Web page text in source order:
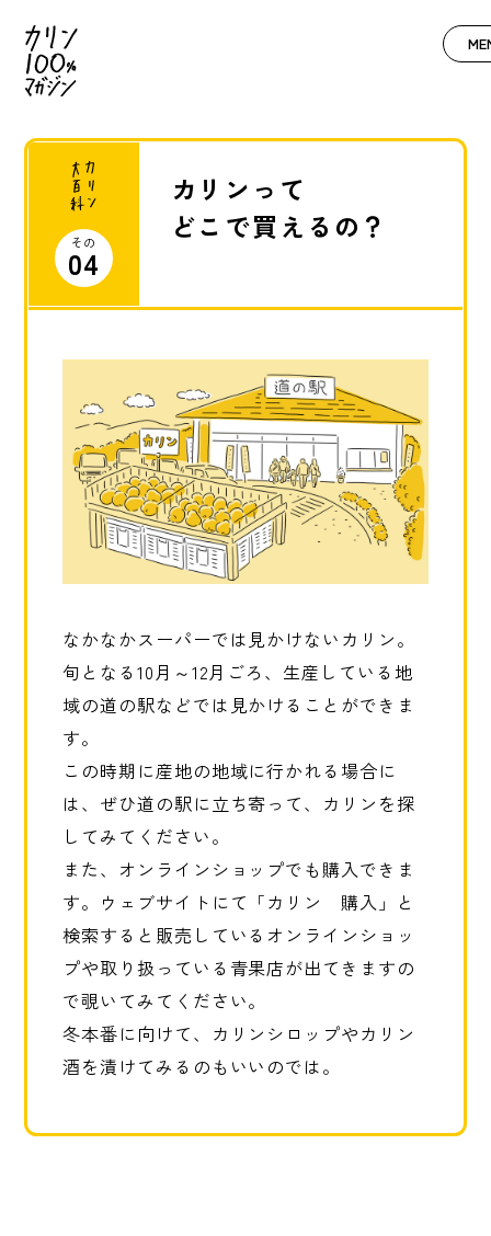
その
04
カリンって
どこで買えるの？
なかなかスーパーでは見かけないカリン。
旬となる10月～12月ごろ、生産している地
域の道の駅などでは見かけることができま
す。
この時期に産地の地域に行かれる場合に
は、ぜひ道の駅に立ち寄って、カリンを探
してみてください。
また、オンラインショップでも購入できま
す。ウェブサイトにて「カリン 購入」と
検索すると販売しているオンラインショッ
プや取り扱っている青果店が出てきますの
で覗いてみてください。
冬本番に向けて、カリンシロップやカリン
酒を漬けてみるのもいいのでは。